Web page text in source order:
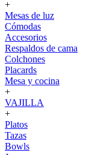
+
Mesas de luz
Cómodas
Accesorios
Respaldos de cama
Colchones
Placards
Mesa y cocina
+
VAJILLA
+
Platos
Tazas
Bowls